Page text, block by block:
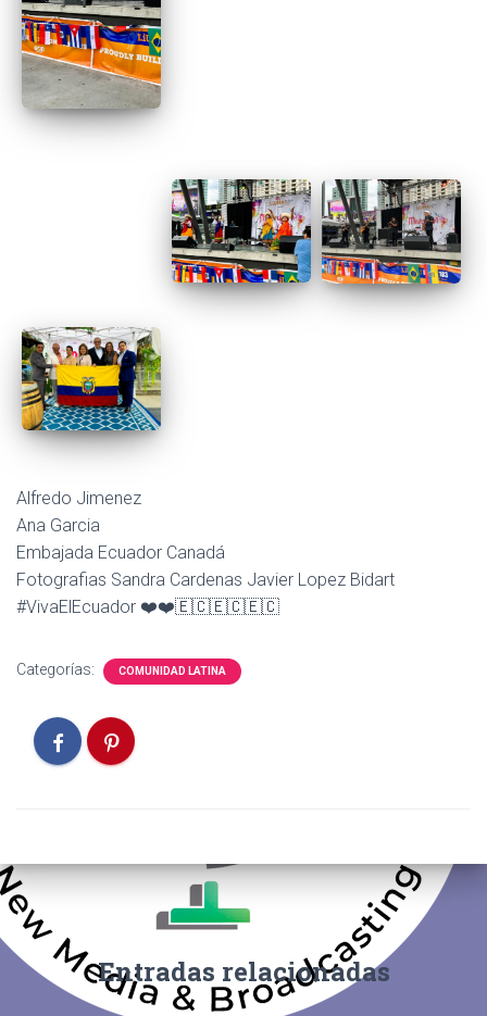
Alfredo Jimenez
Ana Garcia
Embajada Ecuador Canadá
Fotografias Sandra Cardenas Javier Lopez Bidart
#VivaElEcuador ❤️❤️🇪🇨🇪🇨🇪🇨
Categorías: COMUNIDAD LATINA
Entradas relacionadas